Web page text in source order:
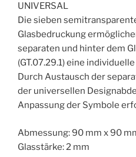
UNIVERSAL
Die sieben
Glasbedruckung
separaten und hinter dem
(GT.07.29.1) eine
Durch Austausch der
der universellen
Anpassung der Symbole
Abmessung: 90 mm x 90
Glasstärke: 2 mm